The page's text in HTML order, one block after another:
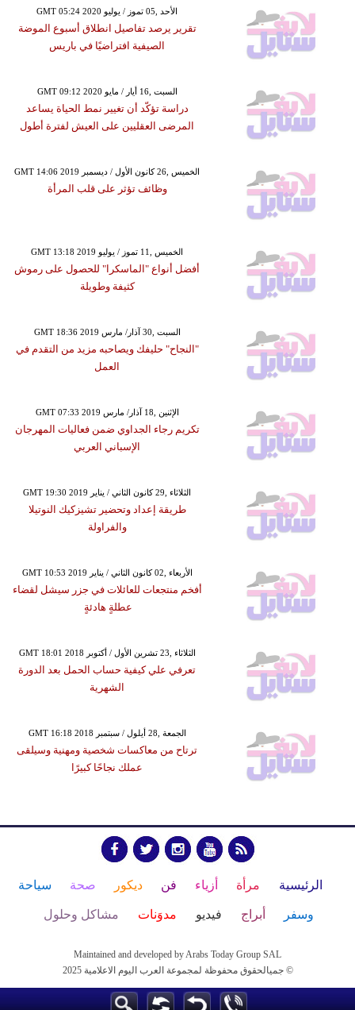
GMT 05:24 2020 الأحد ,05 تموز / يوليو
تقرير يرصد تفاصيل انطلاق أسبوع الموضة
الصيفية افتراضيًا في باريس
GMT 09:12 2020 السبت ,16 أيار / مايو
دراسة تؤكّد أن تغيير نمط الحياة يساعد
المرضى العقليين على العيش لفترة أطول
GMT 14:06 2019 الخميس ,26 كانون الأول / ديسمبر
وظائف تؤثر على قلب المرأة
GMT 13:18 2019 الخميس ,11 تموز / يوليو
أفضل أنواع "الماسكرا" للحصول على رموش
كثيفة وطويلة
GMT 18:36 2019 السبت ,30 آذار/ مارس
"النجاح" حليفك ويصاحبه مزيد من التقدم في
العمل
GMT 07:33 2019 الإثنين ,18 آذار/ مارس
تكريم رجاء الجداوي ضمن فعاليات المهرجان
الإسباني العربي
GMT 19:30 2019 الثلاثاء ,29 كانون الثاني / يناير
طريقة إعداد وتحضير تشيزكيك النوتيلا
والفراولة
GMT 10:53 2019 الأربعاء ,02 كانون الثاني / يناير
أفخم منتجعات للعائلات في جزر سيشل لقضاء
عطلةٍ هادئةٍ
GMT 18:01 2018 الثلاثاء ,23 تشرين الأول / أكتوبر
تعرفي علي كيفية حساب الحمل بعد الدورة
الشهرية
GMT 16:18 2018 الجمعة ,28 أيلول / سبتمبر
ترتاح من معاكسات شخصية ومهنية وسيلقى
عملك نجاحًا كبيرًا
الرئيسية مرأة أزياء فن ديكور صحة سياحة
وسفر أبراج فيديو مدوَنات مشاكل وحلول
Maintained and developed by Arabs Today Group SAL
جميالحقوق محفوظة لمجموعة العرب اليوم الاعلامية 2025 ©